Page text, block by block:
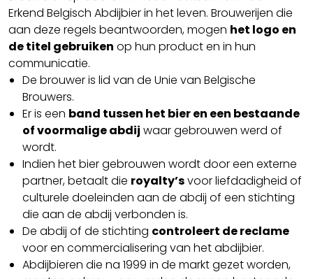
Erkend Belgisch Abdijbier in het leven. Brouwerijen die
aan deze regels beantwoorden, mogen het logo en
de titel gebruiken op hun product en in hun
communicatie.
De brouwer is lid van de Unie van Belgische
Brouwers.
Er is een band tussen het bier en een bestaande
of voormalige abdij waar gebrouwen werd of
wordt.
Indien het bier gebrouwen wordt door een externe
partner, betaalt die royalty’svoor liefdadigheid of
culturele doeleinden aan de abdij of een stichting
die aan de abdij verbonden is.
De abdij of de stichting controleert de reclame
voor en commercialisering van het abdijbier.
Abdijbieren die na 1999 in de markt gezet worden,